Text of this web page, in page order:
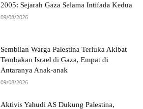
2005: Sejarah Gaza Selama Intifada Kedua
09/08/2026
Sembilan Warga Palestina Terluka Akibat
Tembakan Israel di Gaza, Empat di
Antaranya Anak-anak
09/08/2026
Aktivis Yahudi AS Dukung Palestina,